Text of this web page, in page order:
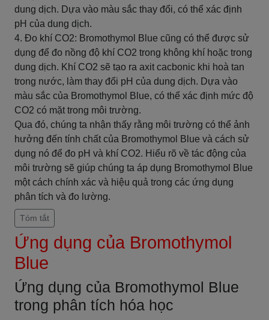
dung dịch. Dựa vào màu sắc thay đổi, có thể xác định
pH của dung dịch.
4. Đo khí CO2: Bromothymol Blue cũng có thể được sử
dụng để đo nồng độ khí CO2 trong không khí hoặc trong
dung dịch. Khí CO2 sẽ tạo ra axit cacbonic khi hoà tan
trong nước, làm thay đổi pH của dung dịch. Dựa vào
màu sắc của Bromothymol Blue, có thể xác định mức độ
CO2 có mặt trong môi trường.
Qua đó, chúng ta nhận thấy rằng môi trường có thể ảnh
hưởng đến tính chất của Bromothymol Blue và cách sử
dụng nó để đo pH và khí CO2. Hiểu rõ về tác động của
môi trường sẽ giúp chúng ta áp dụng Bromothymol Blue
một cách chính xác và hiệu quả trong các ứng dụng
phân tích và đo lường.
Tóm tắt
Ứng dụng của Bromothymol
Blue
Ứng dụng của Bromothymol Blue
trong phân tích hóa học